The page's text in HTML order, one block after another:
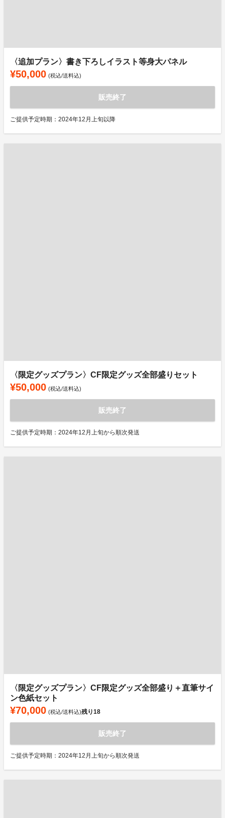
〈追加プラン〉書き下ろしイラスト等身大パネル
¥50,000 (税込/送料込)
販売終了
ご提供予定時期：2024年12月上旬以降
〈限定グッズプラン〉CF限定グッズ全部盛りセット
¥50,000 (税込/送料込)
販売終了
ご提供予定時期：2024年12月上旬から順次発送
〈限定グッズプラン〉CF限定グッズ全部盛り＋直筆サイ
ン色紙セット
¥70,000 (税込/送料込)残り18
販売終了
ご提供予定時期：2024年12月上旬から順次発送